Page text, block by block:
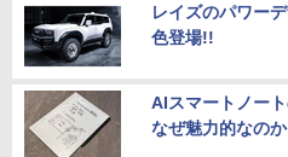
レイズのパワー
色登場!!
AIスマートノー
なぜ魅力的なのか